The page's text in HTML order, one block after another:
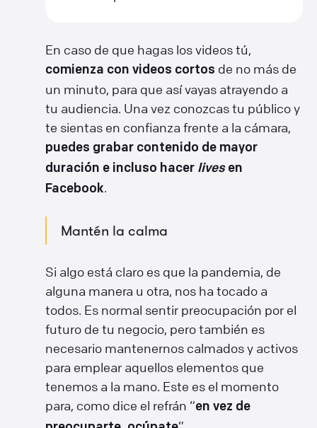
En caso de que hagas los videos tú,
comienza con videos cortos de no más de
un minuto, para que así vayas atrayendo a
tu audiencia. Una vez conozcas tu público y
te sientas en confianza frente a la cámara,
puedes grabar contenido de mayor
duración e incluso hacer livesen
Facebook.
Mantén la calma
Si algo está claro es que la pandemia, de
alguna manera u otra, nos ha tocado a
todos. Es normal sentir preocupación por el
futuro de tu negocio, pero también es
necesario mantenernos calmados y activos
para emplear aquellos elementos que
tenemos a la mano. Este es el momento
para, como dice el refrán “en vez de